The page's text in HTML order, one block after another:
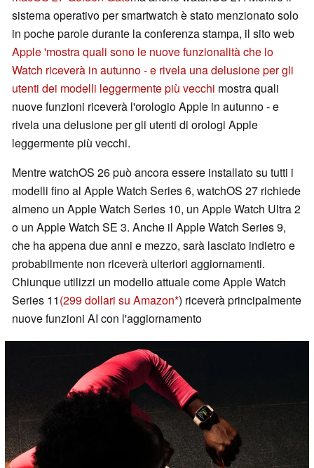
sistema operativo per smartwatch è stato menzionato solo
in poche parole durante la conferenza stampa, il sito web
Apple 'mostra quali sono le nuove funzionalità che lo
Watch riceverà in autunno - e rivela una delusione per gli
utenti dei modelli leggermente più vecchi mostra quali
nuove funzioni riceverà l'orologio Apple in autunno - e
rivela una delusione per gli utenti di orologi Apple
leggermente più vecchi.
Mentre watchOS 26 può ancora essere installato su tutti i
modelli fino al Apple Watch Series 6, watchOS 27 richiede
almeno un Apple Watch Series 10, un Apple Watch Ultra 2
o un Apple Watch SE 3. Anche il Apple Watch Series 9,
che ha appena due anni e mezzo, sarà lasciato indietro e
probabilmente non riceverà ulteriori aggiornamenti.
Chiunque utilizzi un modello attuale come Apple Watch
Series 11(299 dollari su Amazon ) riceverà principalmente
nuove funzioni AI con l'aggiornamento